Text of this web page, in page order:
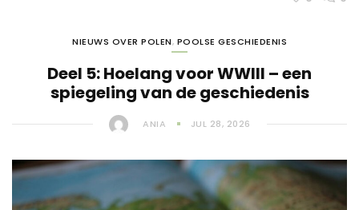
NIEUWS OVER POLEN, POOLSE GESCHIEDENIS
Deel 5: Hoelang voor WWIII – een
spiegeling van de geschiedenis
ANIA JUL 28, 2026